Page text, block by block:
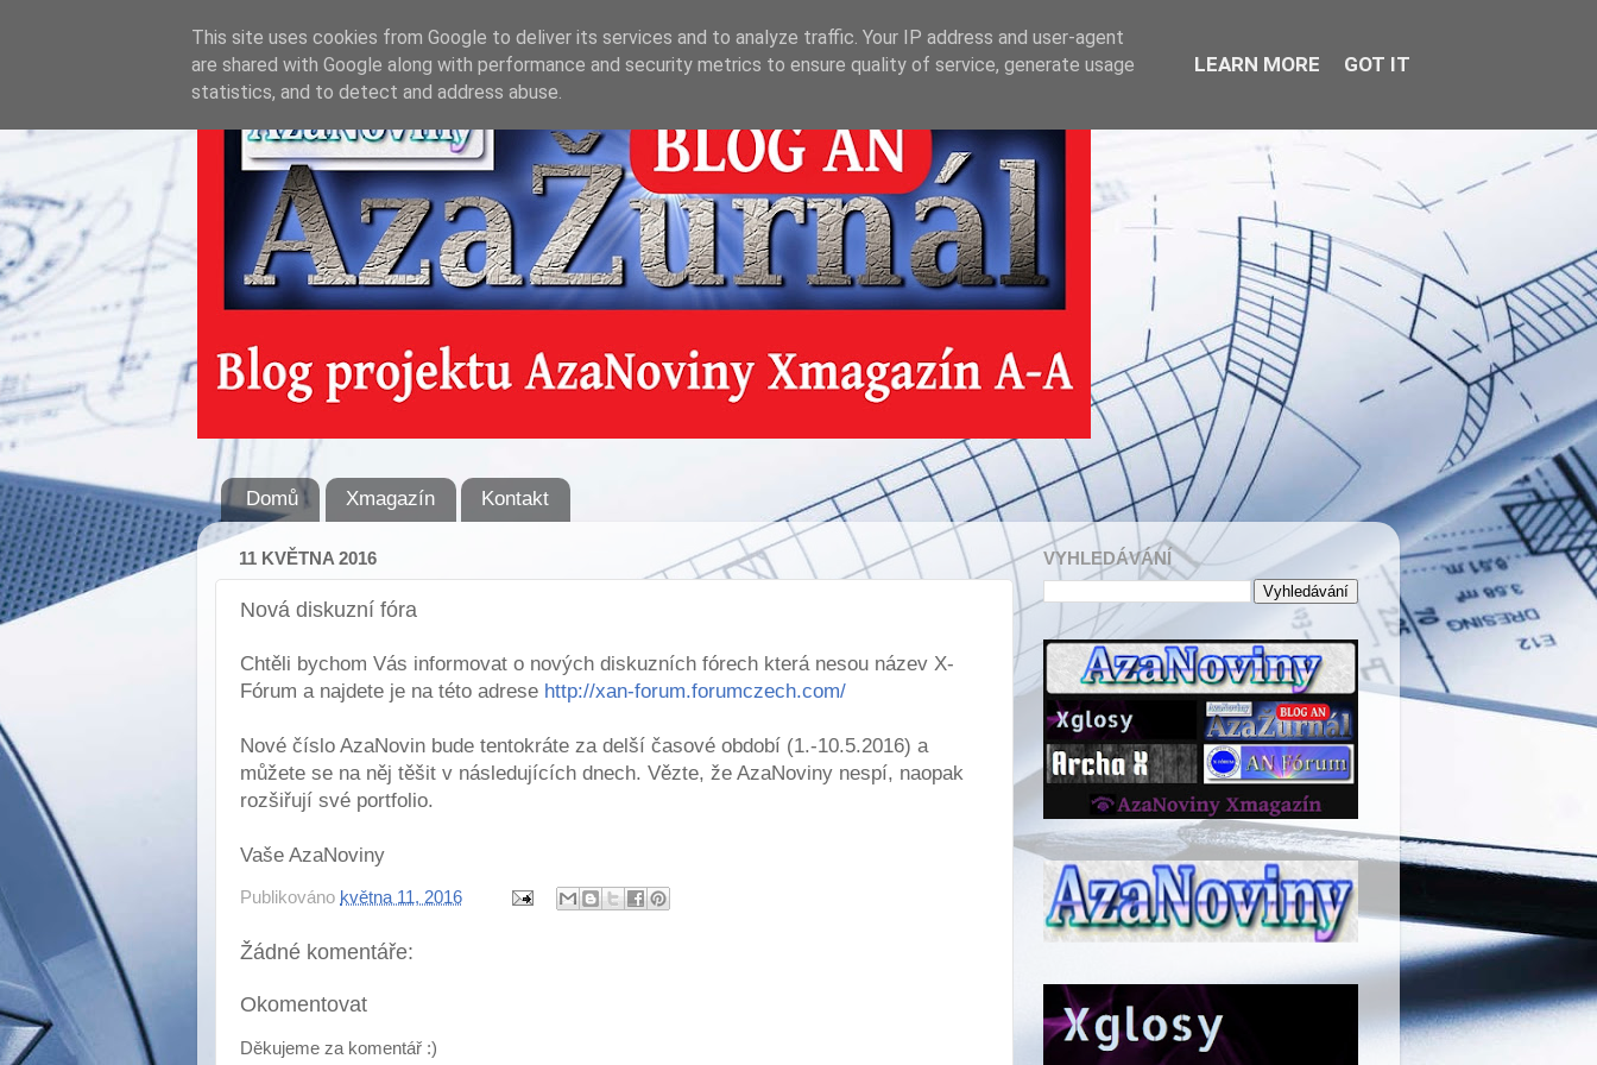
Domů Xmagazín Kontakt
11 KVĚTNA 2016
Nová diskuzní fóra
Chtěli bychom Vás informovat o nových diskuzních fórech která nesou název X-
Fórum a najdete je na této adrese http://xan-forum.forumczech.com/
Nové číslo AzaNovin bude tentokráte za delší časové období (1.-10.5.2016) a
můžete se na něj těšit v následujících dnech. Vězte, že AzaNoviny nespí, naopak
rozšiřují své portfolio.
Vaše AzaNoviny
Publikováno května 11, 2016
Žádné komentáře:
Okomentovat
Děkujeme za komentář :)
VYHLEDÁVÁNÍ
This site uses cookies from Google to deliver its services and to analyze traffic. Your IP address and user-agent
are shared with Google along with performance and security metrics to ensure quality of service, generate usage
statistics, and to detect and address abuse.
LEARN MORE GOT IT